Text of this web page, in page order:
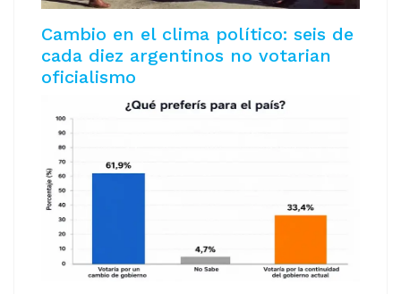
Cambio en el clima político: seis de
cada diez argentinos no votarian
oficialismo